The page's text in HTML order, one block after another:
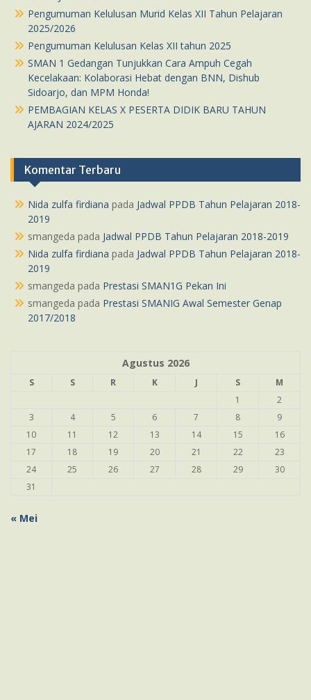
Pengumuman Kelulusan Murid Kelas XII Tahun Pelajaran
2025/2026
Pengumuman Kelulusan Kelas XII tahun 2025
SMAN 1 Gedangan Tunjukkan Cara Ampuh Cegah
Kecelakaan: Kolaborasi Hebat dengan BNN, Dishub
Sidoarjo, dan MPM Honda!
PEMBAGIAN KELAS X PESERTA DIDIK BARU TAHUN
AJARAN 2024/2025
Komentar Terbaru
Nida zulfa firdiana pada Jadwal PPDB Tahun Pelajaran 2018-
2019
smangeda pada Jadwal PPDB Tahun Pelajaran 2018-2019
Nida zulfa firdiana pada Jadwal PPDB Tahun Pelajaran 2018-
2019
smangeda pada Prestasi SMAN1G Pekan Ini
smangeda pada Prestasi SMANIG Awal Semester Genap
2017/2018
Agustus 2026
S S R K J S
M
1
2
3
4 5 6 7 8
9
10
11 12 13 14 15
16
17
18 19 20 21 22
23
24
25 26 27 28 29
30
31
« Mei